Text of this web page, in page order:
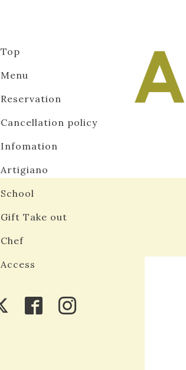
Top
Menu
Reservation
Cancellation policy
Infomation
Artigiano
School
Gift Take out
Chef
Access